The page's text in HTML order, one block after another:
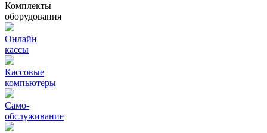
Комплекты
оборудования
Онлайн
кассы
Кассовые
компьютеры
Само-
обслуживание